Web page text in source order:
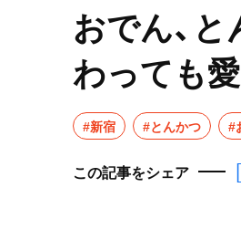
おでん、
わっても
#新宿 #とんかつ #
この記事をシェア